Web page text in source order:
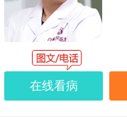
在线看病